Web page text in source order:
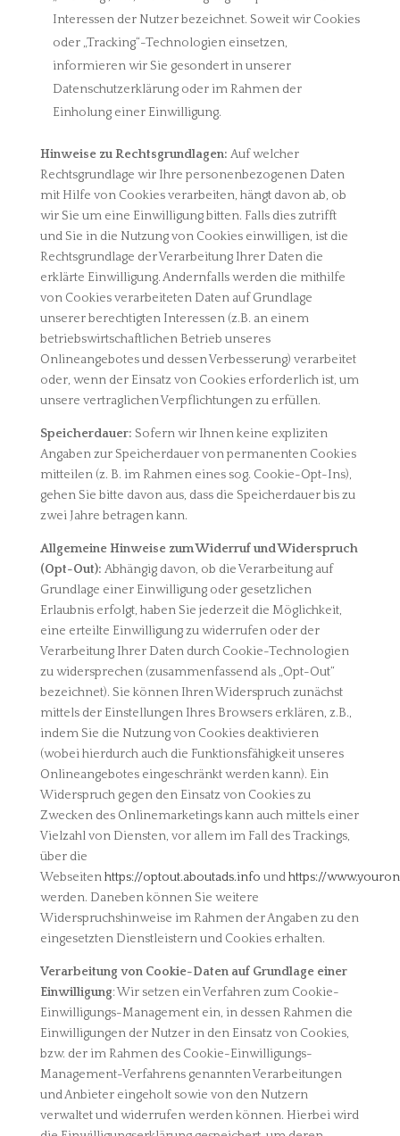
Interessen der Nutzer bezeichnet. Soweit wir Cookies
oder „Tracking“-Technologien einsetzen,
informieren wir Sie gesondert in unserer
Datenschutzerklärung oder im Rahmen der
Einholung einer Einwilligung.
Hinweise zu Rechtsgrundlagen: Auf welcher
Rechtsgrundlage wir Ihre personenbezogenen Daten
mit Hilfe von Cookies verarbeiten, hängt davon ab, ob
wir Sie um eine Einwilligung bitten. Falls dies zutrifft
und Sie in die Nutzung von Cookies einwilligen, ist die
Rechtsgrundlage der Verarbeitung Ihrer Daten die
erklärte Einwilligung. Andernfalls werden die mithilfe
von Cookies verarbeiteten Daten auf Grundlage
unserer berechtigten Interessen (z.B. an einem
betriebswirtschaftlichen Betrieb unseres
Onlineangebotes und dessen Verbesserung) verarbeitet
oder, wenn der Einsatz von Cookies erforderlich ist, um
unsere vertraglichen Verpflichtungen zu erfüllen.
Speicherdauer: Sofern wir Ihnen keine expliziten
Angaben zur Speicherdauer von permanenten Cookies
mitteilen (z. B. im Rahmen eines sog. Cookie-Opt-Ins),
gehen Sie bitte davon aus, dass die Speicherdauer bis zu
zwei Jahre betragen kann.
Allgemeine Hinweise zum Widerruf und Widerspruch
(Opt-Out): Abhängig davon, ob die Verarbeitung auf
Grundlage einer Einwilligung oder gesetzlichen
Erlaubnis erfolgt, haben Sie jederzeit die Möglichkeit,
eine erteilte Einwilligung zu widerrufen oder der
Verarbeitung Ihrer Daten durch Cookie-Technologien
zu widersprechen (zusammenfassend als „Opt-Out“
bezeichnet). Sie können Ihren Widerspruch zunächst
mittels der Einstellungen Ihres Browsers erklären, z.B.,
indem Sie die Nutzung von Cookies deaktivieren
(wobei hierdurch auch die Funktionsfähigkeit unseres
Onlineangebotes eingeschränkt werden kann). Ein
Widerspruch gegen den Einsatz von Cookies zu
Zwecken des Onlinemarketings kann auch mittels einer
Vielzahl von Diensten, vor allem im Fall des Trackings,
über die
Webseitenhttps://optout.aboutads.info undhttps://
werden. Daneben können Sie weitere
Widerspruchshinweise im Rahmen der Angaben zu den
eingesetzten Dienstleistern und Cookies erhalten.
Verarbeitung von Cookie-Daten auf Grundlage einer
Einwilligung: Wir setzen ein Verfahren zum Cookie-
Einwilligungs-Management ein, in dessen Rahmen die
Einwilligungen der Nutzer in den Einsatz von Cookies,
bzw. der im Rahmen des Cookie-Einwilligungs-
Management-Verfahrens genannten Verarbeitungen
und Anbieter eingeholt sowie von den Nutzern
verwaltet und widerrufen werden können. Hierbei wird